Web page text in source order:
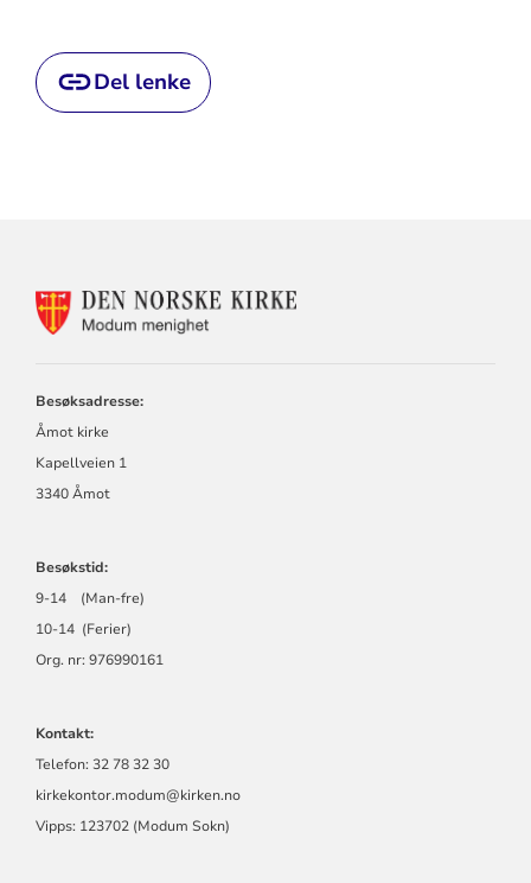
Del lenke
KONTAKTINFORMASJON
Besøksadresse:
Åmot kirke
Kapellveien 1
3340 Åmot
Besøkstid:
9-14 (Man-fre)
10-14 (Ferier)
Org. nr: 976990161
Kontakt:
Telefon: 32 78 32 30
kirkekontor.modum@kirken.no
Vipps: 123702 (Modum Sokn)